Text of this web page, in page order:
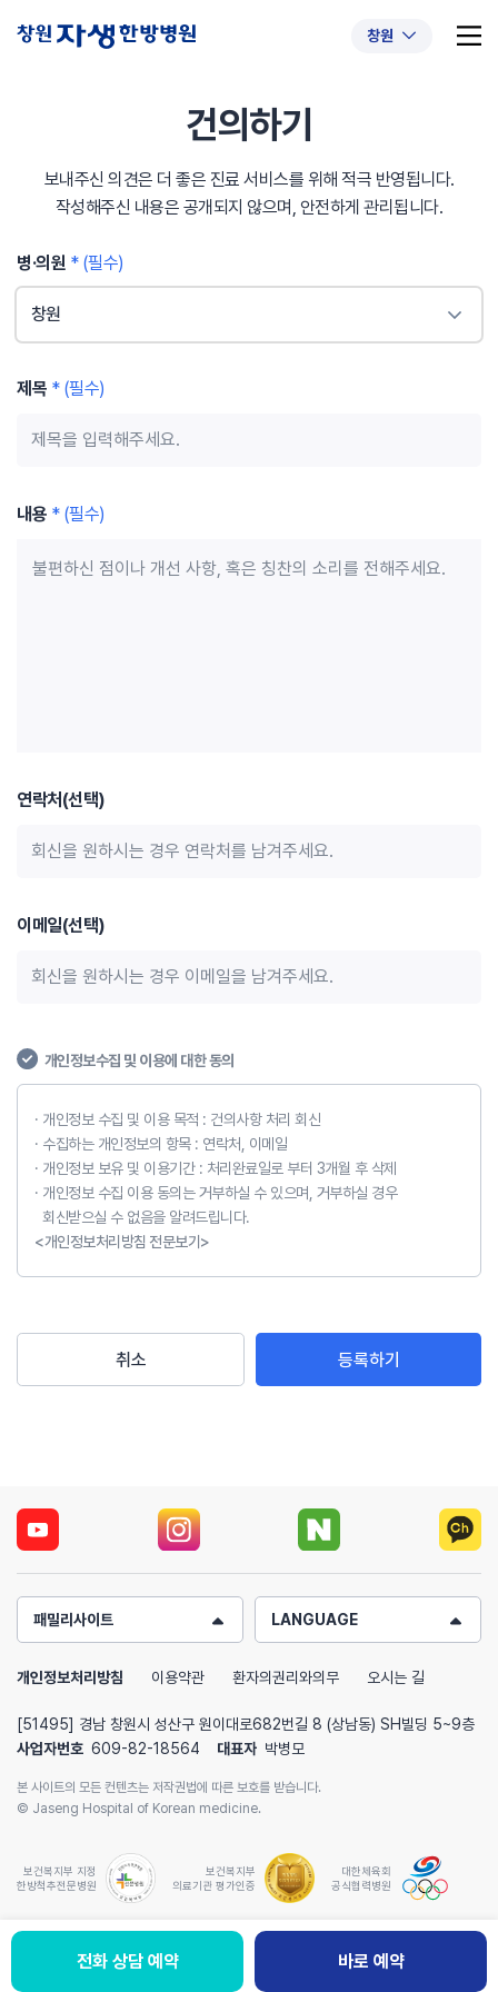
창원
추천 검색어 #초음파약침 #척추압박골절
건의하기
보내주신 의견은 더 좋은 진료 서비스를 위해 적극 반영됩니다.
작성해주신 내용은 공개되지 않으며, 안전하게 관리됩니다.
병·의원 * (필수)
창원
제목 * (필수)
내용 * (필수)
연락처(선택)
이메일(선택)
개인정보수집 및 이용에 대한 동의
개인정보 수집 및 이용 목적 : 건의사항 처리 회신
수집하는 개인정보의 항목 : 연락처, 이메일
개인정보 보유 및 이용기간 : 처리완료일로 부터 3개월 후 삭제
개인정보 수집 이용 동의는 거부하실 수 있으며, 거부하실 경우
회신받으실 수 없음을 알려드립니다.
<개인정보처리방침 전문보기>
취소 등록하기
패밀리사이트 LANGUAGE
개인정보처리방침 이용약관 환자의권리와의무 오시는 길
[51495] 경남 창원시 성산구 원이대로682번길 8 (상남동) SH빌딩 5~9층
사업자번호 609-82-18564 대표자 박병모
본 사이트의 모든 컨텐츠는 저작권법에 따른 보호를 받습니다.
© Jaseng Hospital of Korean medicine.
보건복지부 지정
한방척추전문병원
보건복지부
의료기관 평가인증
대한체육회
공식협력병원
전화 상담 예약 바로 예약